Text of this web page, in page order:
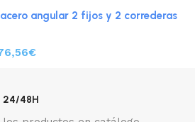
angular 2 fijos y 2 correderas
€
24/48H